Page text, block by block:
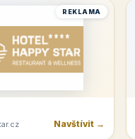
REKLAMA
Navštívit →